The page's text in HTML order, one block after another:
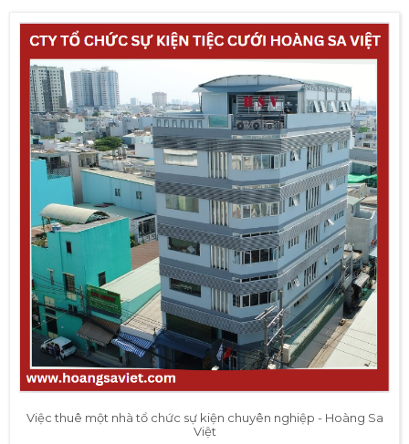
Việc thuê một nhà tổ chức sự kiện chuyên nghiệp - Hoàng Sa
Việt